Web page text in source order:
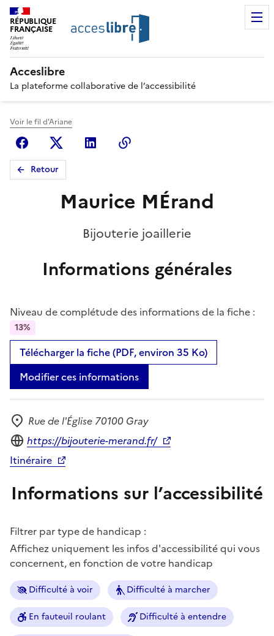
RÉPUBLIQUE
FRANÇAISE
Acceslibre
La plateforme collaborative de l’accessibilité
Voir le fil d'Ariane
FacebookX (anciennement Twitter)
Linkedin
Retour
Maurice MÉrand
Bijouterie joaillerie
Informations générales
Niveau de complétude des informations de la fiche :
13%
Télécharger la fiche (PDF, environ 35 Ko)
Modifier ces informations
Adresse
Rue de l'Église 70100 Gray
Site internet
https://bijouterie-merand.fr/
Itinéraire
Informations sur l’accessibilité
Filtrer par type de handicap :
Affichez uniquement les infos d'accessibilité qui vous
concernent, en fonction de votre handicap
Difficulté à voir Difficulté à marcher
En fauteuil roulant Difficulté à entendre